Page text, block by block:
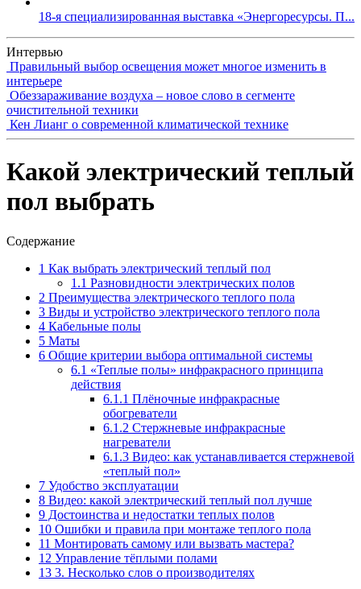
18-я специализированная выставка «Энергоресурсы. П...
Интервью
Правильный выбор освещения может многое изменить в
интерьере
Обеззараживание воздуха – новое слово в сегменте
очистительной техники
Кен Лианг о современной климатической технике
Какой электрический теплый
пол выбрать
Содержание
1 Как выбрать электрический теплый пол
1.1 Разновидности электрических полов
2 Преимущества электрического теплого пола
3 Виды и устройство электрического теплого пола
4 Кабельные полы
5 Маты
6 Общие критерии выбора оптимальной системы
6.1 «Теплые полы» инфракрасного принципа
действия
6.1.1 Плёночные инфракрасные
обогреватели
6.1.2 Стержневые инфракрасные
нагреватели
6.1.3 Видео: как устанавливается стержневой
«теплый пол»
7 Удобство эксплуатации
8 Видео: какой электрический теплый пол лучше
9 Достоинства и недостатки теплых полов
10 Ошибки и правила при монтаже теплого пола
11 Монтировать самому или вызвать мастера?
12 Управление тёплыми полами
13 3. Несколько слов о производителях